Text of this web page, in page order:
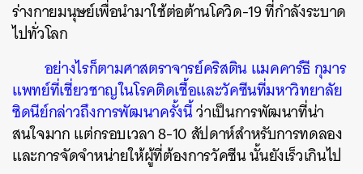
ร่างกายมนุษย์เพื่อนำมาใช้ต่อต้านโควิด-19ที่กำลังระบาด
ไปทั่วโลก
อย่างไรก็ตามศาสตราจารย์คริสตินแมคคาร์ธีกุมาร
แพทย์ที่เชี่ยวชาญในโรคติดเชื้อและวัคซีนที่มหาวิทยาลัย
ซิดนีย์กล่าวถึงการพัฒนาครั้งนี้ว่าเป็นการพัฒนาที่น่า
สนใจมากแต่กรอบเวลา8-10สัปดาห์สำหรับการทดลอง
และการจัดจำหน่ายให้ผู้ที่ต้องการวัคซีนนั้นยังเร็วเกินไป